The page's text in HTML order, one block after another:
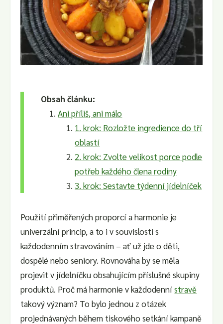
Obsah článku:
Ani příliš, ani málo
1. krok: Rozložte ingredience do tří
oblastí
2. krok: Zvolte velikost porce podle
potřeb každého člena rodiny
3. krok: Sestavte týdenní jídelníček
Použití přiměřených proporcí a harmonie je
univerzální princip, a to i v souvislosti s
každodenním stravováním – ať už jde o děti,
dospělé nebo seniory. Rovnováha by se měla
projevit v jídelníčku obsahujícím příslušné skupiny
produktů. Proč má harmonie v každodennístravě
takový význam? To bylo jednou z otázek
projednávaných během tiskového setkání kampaně